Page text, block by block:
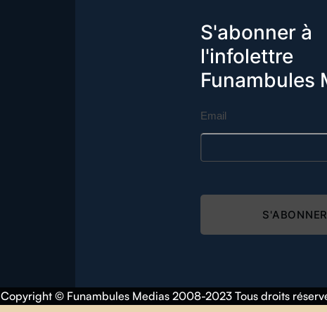
S'abonner à
l'infolettre
Funambules
Email
S'ABONNER
Copyright © Funambules Medias 2008-2023 Tous droits